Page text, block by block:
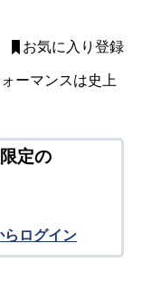
お気に入り登録
ーマンスは史上
定の
らログイン